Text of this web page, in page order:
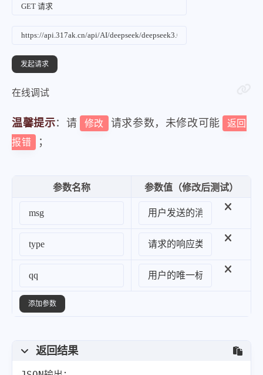
在线调试
温馨提示：请 修改 请求参数，未修改可能
返回
报错
；
参数名称 参数值（修改后测试）
添加参数
返回结果